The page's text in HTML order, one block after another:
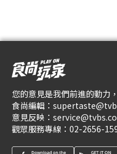
您的意見是我們前進的動力
食尚編輯：
意見反映：
觀眾服務專線： 02-2656-